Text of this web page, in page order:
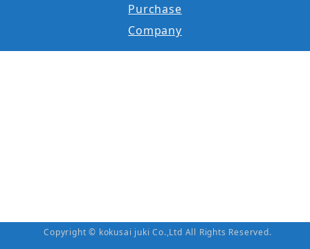
Purchase
Company
Copyright © kokusai juki Co.,Ltd All Rights Reserved.